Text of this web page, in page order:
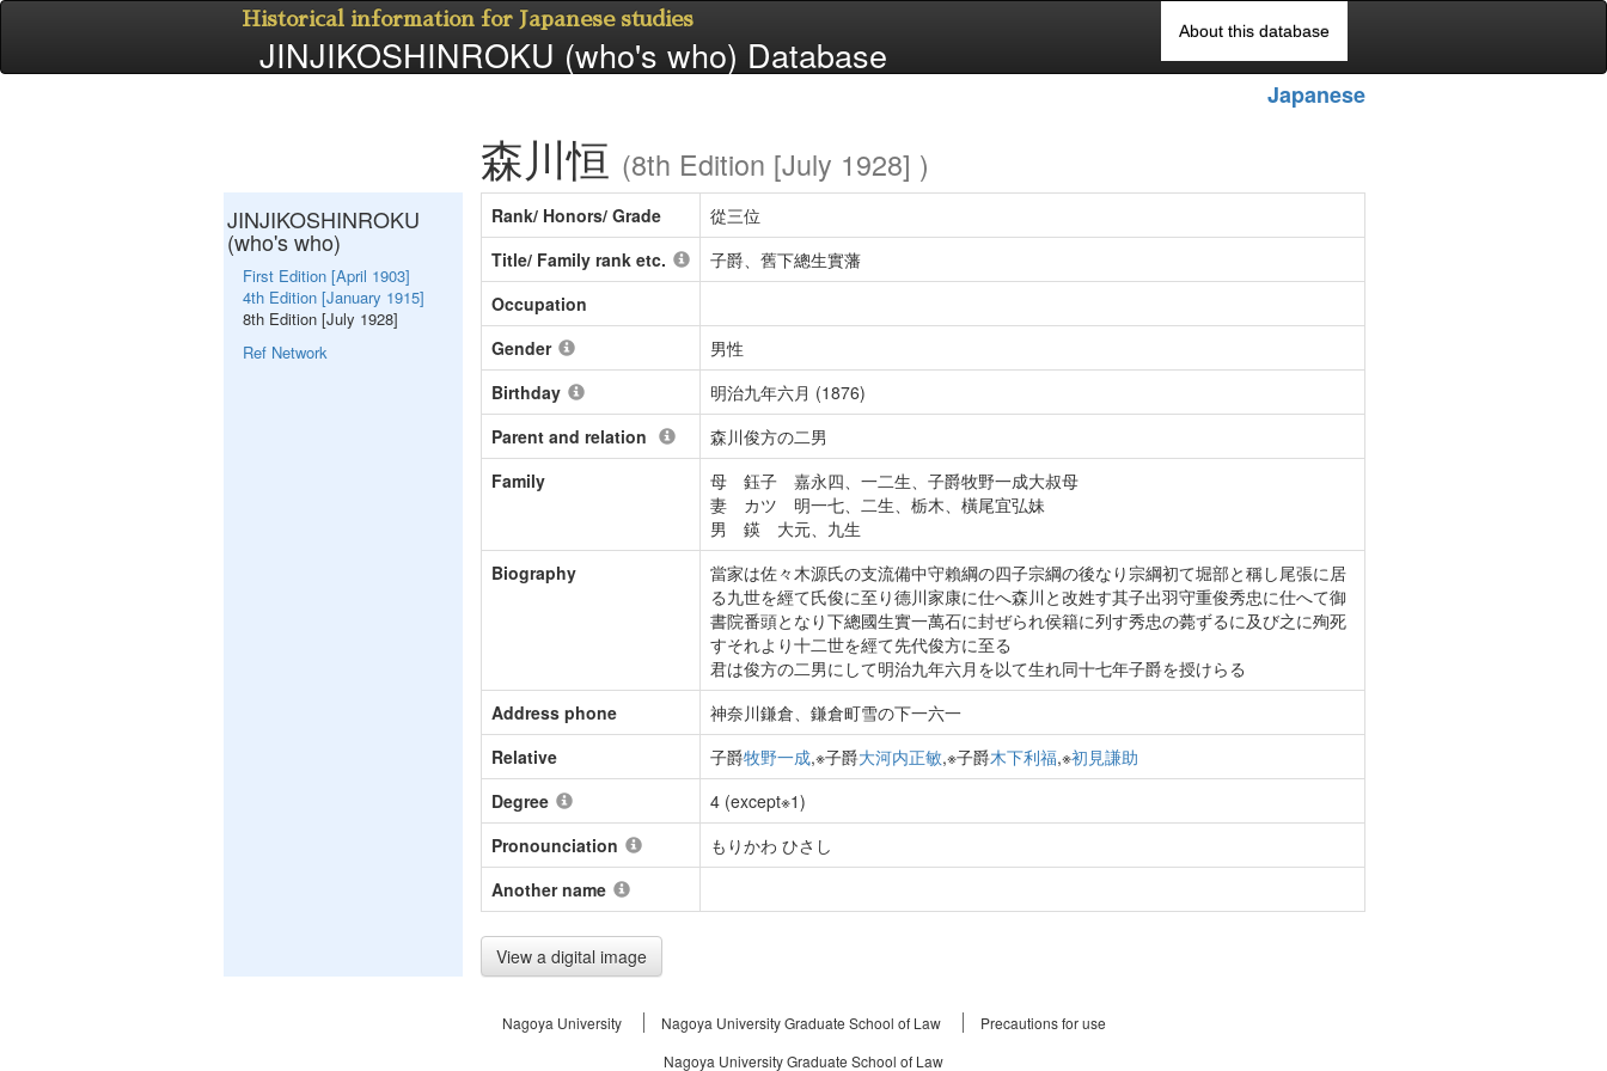
About this database
Historical information for Japanese studies
JINJIKOSHINROKU (who's who) Database
Japanese
森川恒 (8th Edition [July 1928] )
Rank/ Honors/ Grade
從三位
Title/ Family rank etc.
子爵、舊下總生實藩
Occupation
Gender
男性
Birthday
明治九年六月 (1876)
Parent and relation
森川俊方の二男
Family
母 鈺子 嘉永四、一二生、子爵牧野一成大叔母
妻 カツ 明一七、二生、栃木、橫尾宜弘妹
男 鍈 大元、九生
Biography
當家は佐々木源氏の支流備中守賴綱の四子宗綱の後なり宗綱初て堀部と稱し尾張に居
る九世を經て氏俊に至り德川家康に仕へ森川と改姓す其子出羽守重俊秀忠に仕へて御
書院番頭となり下總國生實一萬石に封ぜられ侯籍に列す秀忠の薨ずるに及び之に殉死
すそれより十二世を經て先代俊方に至る
君は俊方の二男にして明治九年六月を以て生れ同十七年子爵を授けらる
Address phone
神奈川鎌倉、鎌倉町雪の下一六一
Relative
子爵牧野一成,※子爵大河内正敏,※子爵木下利福,※初見謙助
Degree
4 (except※1)
Pronounciation
もりかわ ひさし
Another name
View a digital image
JINJIKOSHINROKU
(who's who)
First Edition [April 1903]
4th Edition [January 1915]
8th Edition [July 1928]
Ref Network
Nagoya University Nagoya University Graduate School of Law
Precautions for use
Nagoya University Graduate School of Law